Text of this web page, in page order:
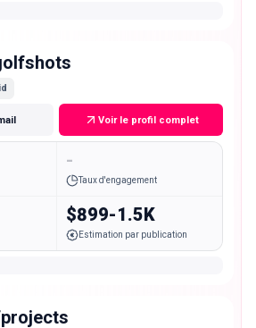
Voir le profil complet
-
Taux d'engagement
$899-1.5K
Estimation par publication